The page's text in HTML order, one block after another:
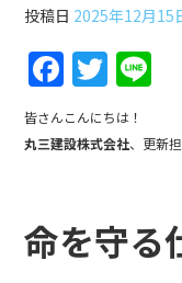
投稿日 2025年12月15
F
a
c
o
T
w
itt e
皆さんこんにちは！
丸三建設株式会社、更新
命を守る